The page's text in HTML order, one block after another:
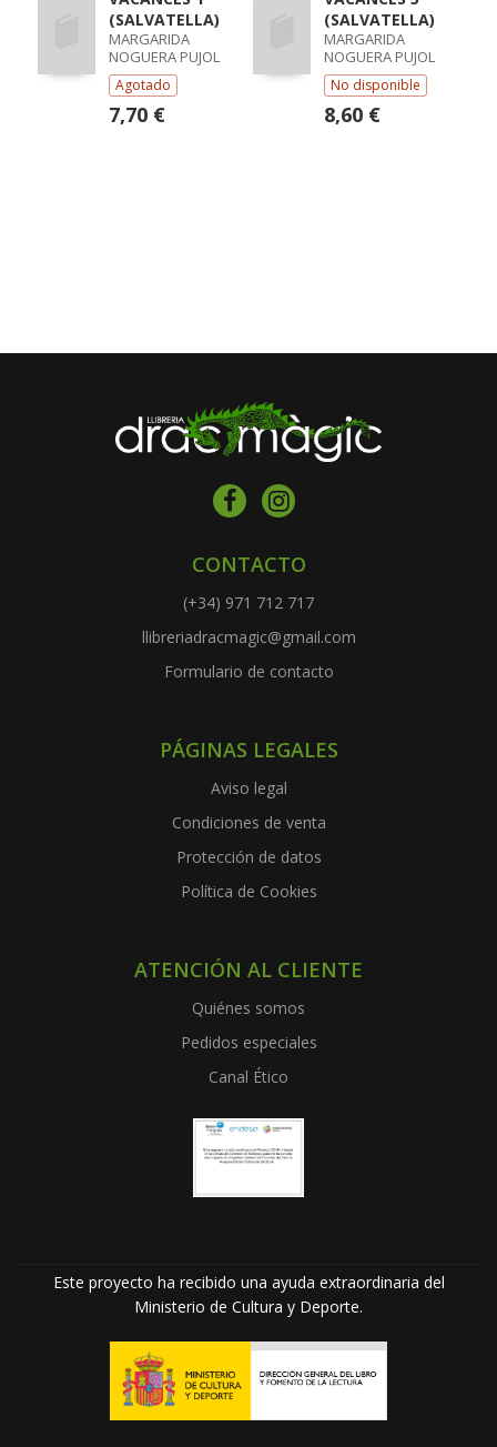
(SALVATELLA)
MARGARIDA
NOGUERA PUJOL
Agotado
7,70 €
(SALVATELLA)
MARGARIDA
NOGUERA PUJOL
No disponible
8,60 €
CONTACTO
(+34) 971 712 717
llibreriadracmagic@gmail.com
Formulario de contacto
PÁGINAS LEGALES
Aviso legal
Condiciones de venta
Protección de datos
Política de Cookies
ATENCIÓN AL CLIENTE
Quiénes somos
Pedidos especiales
Canal Ético
Este proyecto ha recibido una ayuda extraordinaria del
Ministerio de Cultura y Deporte.